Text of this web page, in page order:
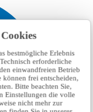
bestmögliche Erlebnis
erforderliche
einwandfreien Betrieb
können frei entscheiden,
Bitte beachten Sie,
Einstellungen die volle
nicht mehr zur